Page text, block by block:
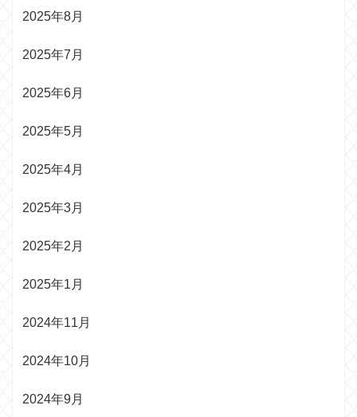
2025年8月
2025年7月
2025年6月
2025年5月
2025年4月
2025年3月
2025年2月
2025年1月
2024年11月
2024年10月
2024年9月